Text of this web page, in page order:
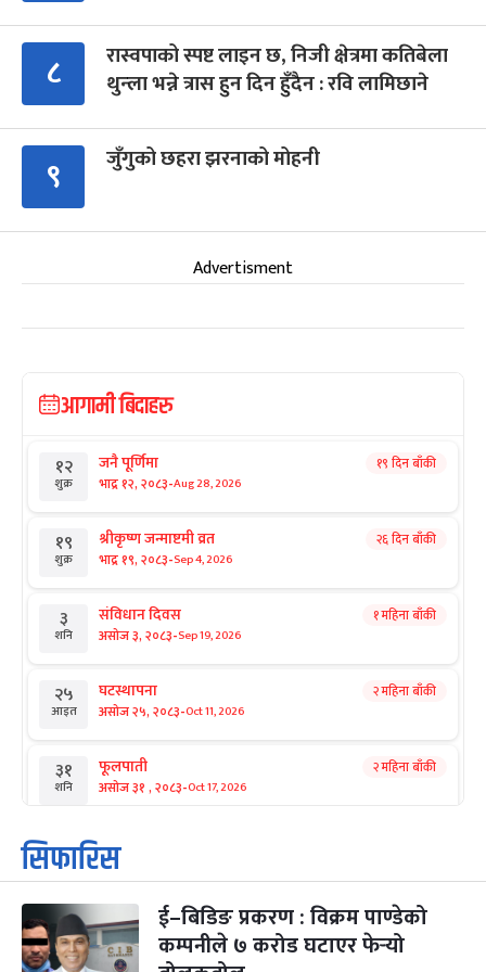
८
रास्वपाको स्पष्ट लाइन छ, निजी क्षेत्रमा कतिबेला
थुन्ला भन्ने त्रास हुन दिन हुँदैन : रवि लामिछाने
९ जुँगुको छहरा झरनाको मोहनी
Advertisment
आगामी बिदाहरु
१२
शुक्र
जनै पूर्णिमा
भाद्र १२, २०८३-Aug 28, 2026
१९ दिन बाँकी
१९
शुक्र
श्रीकृष्ण जन्माष्टमी व्रत
भाद्र १९, २०८३-Sep 4, 2026
२६ दिन बाँकी
३
शनि
संविधान दिवस
असोज ३, २०८३-Sep 19, 2026
१ महिना बाँकी
२५
आइत
घटस्थापना
असोज २५, २०८३-Oct 11, 2026
२ महिना बाँकी
३१
शनि
फूलपाती
असोज ३१ , २०८३-Oct 17, 2026
२ महिना बाँकी
१
आइत
कार्तिक सङ्क्रान्ति
कार्तिक १, २०८३
३
मंगल
महानवमी
कार्तिक ३, २०८३-Oct 20, 2026
२ महिना बाँकी
सिफारिस
ई–बिडिङ प्रकरण : विक्रम पाण्डेको
कम्पनीले ७ करोड घटाएर फेर्‍यो